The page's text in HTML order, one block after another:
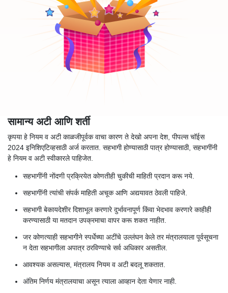
सामान्य अटी आणि शर्ती
कृपया हे नियम व अटी काळजीपूर्वक वाचा कारण ते देखो अपना देश, पीपल्स चॉईस
2024 इनिशिएटिव्हसाठी अर्ज करतात. सहभागी होण्यासाठी पात्र होण्यासाठी, सहभागींनी
हे नियम व अटी स्वीकारले पाहिजेत.
सहभागींनी नोंदणी प्रक्रियेत कोणतीही चुकीची माहिती प्रदान करू नये.
सहभागींनी त्यांची संपर्क माहिती अचूक आणि अद्ययावत ठेवली पाहिजे.
सहभागी बेकायदेशीर दिशाभूल करणारे दुर्भावनापूर्ण किंवा भेदभाव करणारे काहीही
करण्यासाठी या मतदान उपक्रमाचा वापर करू शकत नाहीत.
जर कोणत्याही सहभागीने स्पर्धेच्या अटींचे उल्लंघन केले तर मंत्रालयाला पूर्वसूचना
न देता सहभागीला अपात्र ठरविण्याचे सर्व अधिकार असतील.
आवश्यक असल्यास, मंत्रालय नियम व अटी बदलू शकतात.
अंतिम निर्णय मंत्रालयाचा असून त्याला आव्हान देता येणार नाही.